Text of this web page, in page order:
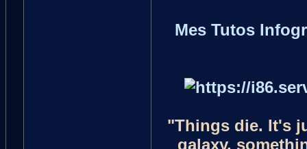
Mes Tutos
"Things die. It's
galaxy,